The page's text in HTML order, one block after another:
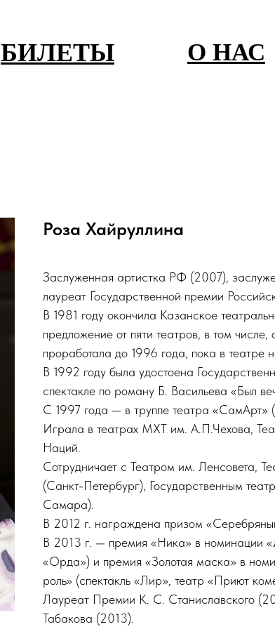
БИЛЕТЫ О НАС
Роза Хайруллина
Заслуженная артистка РФ (2007),
лауреат Государственной премии
В 1981 году окончила Казанское
предложение от пяти театров, в том
проработала до 1996 года, пока в театре
В 1992 году была удостоена
спектакле по роману Б. Васильева «Был
С 1997 года — в труппе театра «СамАрт»
Играла в театрах МХТ им. А.П.Чехова,
Наций.
Сотрудничает с Театром им. Ленсовета,
(Санкт-Петербург), Государственным
Самара).
В 2012 г. награждена призом
В 2013 г. — премия «Ника» в номинации
«Орда») и премия «Золотая маска» в
роль» (спектакль «Лир», театр «Приют
Лауреат Премии К. С. Станиславского
Табакова (2013).